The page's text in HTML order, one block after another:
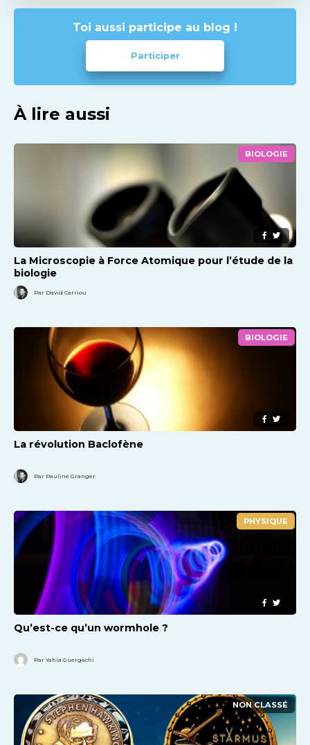
Toi aussi participe au blog !
Participer
À lire aussi
BIOLOGIE
La Microscopie à Force Atomique pour l’étude de la
biologie
Par David Carriou
BIOLOGIE
La révolution Baclofène
Par Pauline Granger
PHYSIQUE
Qu’est-ce qu’un wormhole ?
Par Yahia Guergachi
NON CLASSÉ